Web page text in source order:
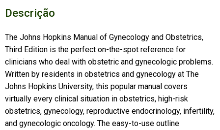
Descrição
The Johns Hopkins Manual of Gynecology and Obstetrics,
Third Edition is the perfect on-the-spot reference for
clinicians who deal with obstetric and gynecologic problems.
Written by residents in obstetrics and gynecology at The
Johns Hopkins University, this popular manual covers
virtually every clinical situation in obstetrics, high-risk
obstetrics, gynecology, reproductive endocrinology, infertility,
and gynecologic oncology. The easy-to-use outline